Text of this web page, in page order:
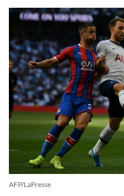
AFP/LaPresse